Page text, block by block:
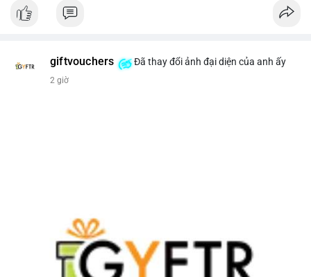
giftvouchers Đã thay đổi ảnh đại diện của anh ấy
2 giờ